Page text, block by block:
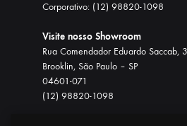
Corporativo: (12) 98820-1098
Visite nosso Showroom
Rua Comendador Eduardo Saccab,
Brooklin, São Paulo – SP
04601-071
(12) 98820-1098